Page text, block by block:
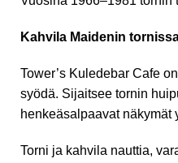
Kahvila Maidenin
Tower’s Kuledebar Cafe
syödä. Sijaitsee tornin
henkeäsalpaavat näkymät
Torni ja kahvila nauttia,